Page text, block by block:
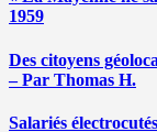
1959
Des citoyens
– Par Thomas H.
Salariés